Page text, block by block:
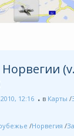
12:16 в Карты /
/Норвегия /